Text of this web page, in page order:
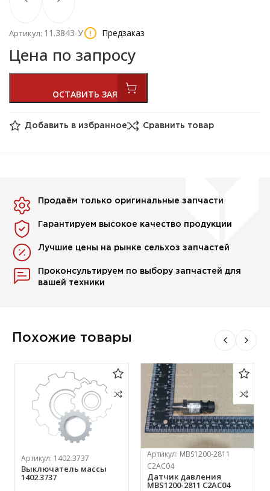
Артикул: 11.3843-У Предзаказ
Цена по запросу
Добавить в избранное Сравнить товар
Продаём только оригинальные запчасти
Гарантируем высокое качество продукции
Лучшие цены на рынке сельхоз запчастей
Проконсультируем по выбору запчастей для
вашей техники
Похожие товары
Артикул: 1402.3737
Выключатель массы
1402.3737
Артикул: MBS1200-2811
C2AC04
Датчик давления
MBS1200-2811 C2AC04